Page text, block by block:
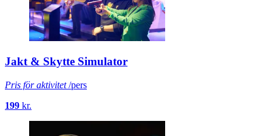
Jakt & Skytte Simulator
Pris för aktivitet/pers
199 kr.